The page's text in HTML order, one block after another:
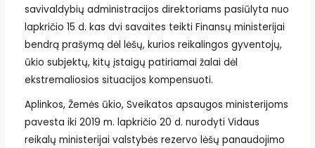
savivaldybių administracijos direktoriams pasiūlyta nuo
lapkričio 15 d. kas dvi savaites teikti Finansų ministerijai
bendrą prašymą dėl lėšų, kurios reikalingos gyventojų,
ūkio subjektų, kitų įstaigų patiriamai žalai dėl
ekstremaliosios situacijos kompensuoti.
Aplinkos, Žemės ūkio, Sveikatos apsaugos ministerijoms
pavesta iki 2019 m. lapkričio 20 d. nurodyti Vidaus
reikalų ministerijai valstybės rezervo lėšų panaudojimo